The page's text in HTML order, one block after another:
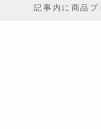
記事内に商品